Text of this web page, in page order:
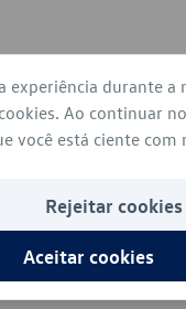
experiência durante a
Ao continuar
você está ciente com
Rejeitar cookies
Aceitar cookies